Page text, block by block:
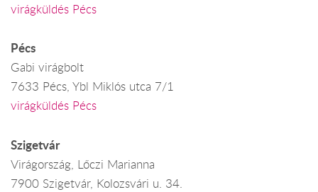
virágküldés Pécs
Pécs
Gabi virágbolt
7633 Pécs, Ybl Miklós utca 7/1
virágküldés Pécs
Szigetvár
Virágország, Lőczi Marianna
7900 Szigetvár, Kolozsvári u. 34.